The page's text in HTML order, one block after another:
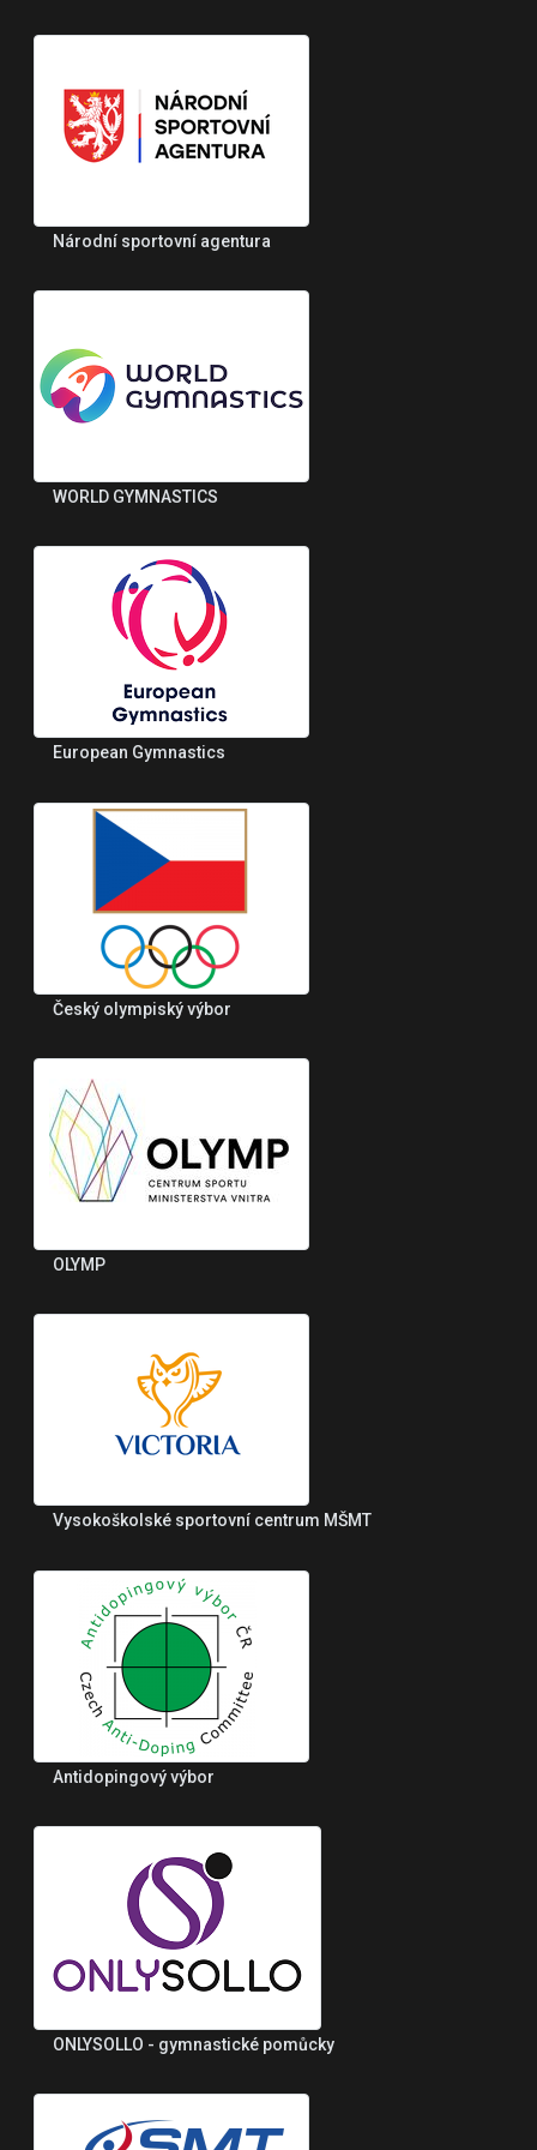
Národní sportovní agentura
WORLD GYMNASTICS
European Gymnastics
Český olympiský výbor
OLYMP
Vysokoškolské sportovní centrum MŠMT
Antidopingový výbor
ONLYSOLLO - gymnastické pomůcky